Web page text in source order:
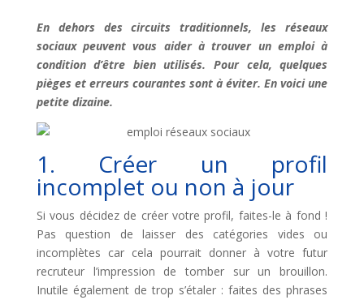
En dehors des circuits traditionnels, les réseaux
sociaux peuvent vous aider à trouver un emploi à
condition d’être bien utilisés. Pour cela, quelques
pièges et erreurs courantes sont à éviter. En voici une
petite dizaine.
1. Créer un profil
incomplet ou non à jour
Si vous décidez de créer votre profil, faites-le à fond !
Pas question de laisser des catégories vides ou
incomplètes car cela pourrait donner à votre futur
recruteur l’impression de tomber sur un brouillon.
Inutile également de trop s’étaler : faites des phrases